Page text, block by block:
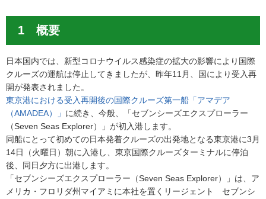
1 概要
日本国内では、新型コロナウイルス感染症の拡大の影響により国際
クルーズの運航は停止してきましたが、昨年11月、国により受入再
開が発表されました。
東京港における受入再開後の国際クルーズ第一船「アマデア
（AMADEA）」 に続き、今般、「セブンシーズエクスプローラー
（Seven Seas Explorer）」が初入港します。
同船にとって初めての日本発着クルーズの出発地となる東京港に3月
14日（火曜日）朝に入港し、東京国際クルーズターミナルに停泊
後、同日夕方に出港します。
「セブンシーズエクスプローラー（Seven Seas Explorer）」は、ア
メリカ・フロリダ州マイアミに本社を置くリージェント セブンシ